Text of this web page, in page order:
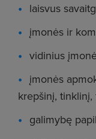
laisvus
įmonės ir
vidinius
įmonės
krepšinį,
galimybę